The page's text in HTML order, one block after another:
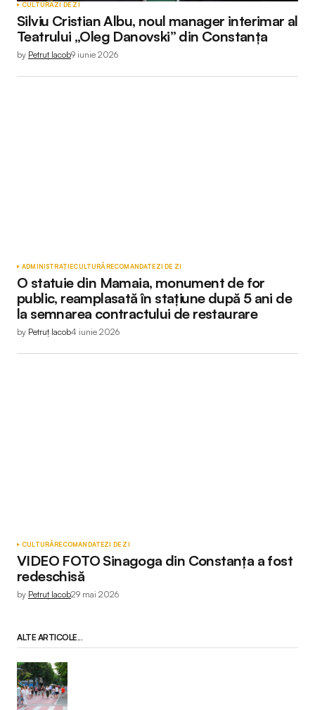
CULTURĂZI DE ZI
Silviu Cristian Albu, noul manager interimar al
Teatrului „Oleg Danovski” din Constanța
by Petruț Iacob9 iunie 2026
ADMINISTRAȚIECULTURĂRECOMANDATEZI DE ZI
O statuie din Mamaia, monument de for
public, reamplasată în stațiune după 5 ani de
la semnarea contractului de restaurare
by Petruț Iacob4 iunie 2026
CULTURĂRECOMANDATEZI DE ZI
VIDEO FOTO Sinagoga din Constanța a fost
redeschisă
by Petruț Iacob29 mai 2026
ALTE ARTICOLE...